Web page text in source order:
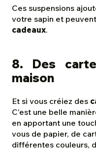
Ces suspensions
votre sapin et
cadeaux.
8. Des
maison
Et si vous créiez des
C’est une belle
en apportant une
vous de papier, de
différentes couleurs,